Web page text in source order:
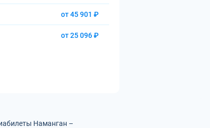
от 45 901 ₽
от 25 096 ₽
Наманган –